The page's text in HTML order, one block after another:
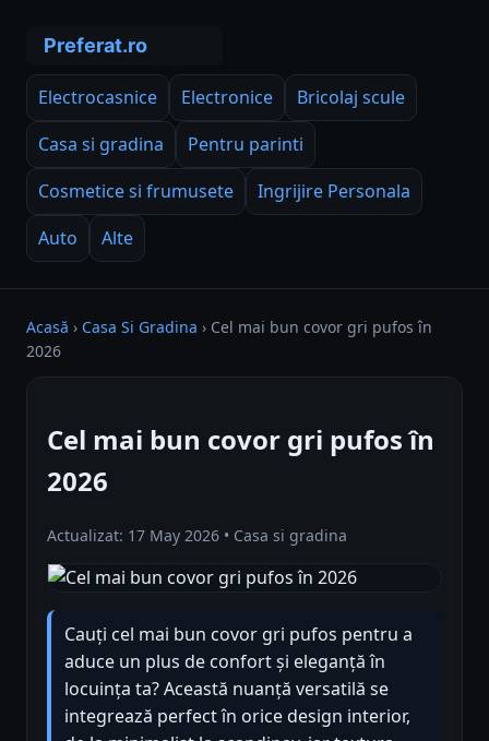
Electrocasnice Electronice
Bricolaj scule
Casa si gradina
Pentru parinti
Cosmetice si frumusete
Ingrijire Personala
Auto
Alte
Acasă › Casa Si Gradina › Cel mai bun covor gri pufos în
2026
Cel mai bun covor gri pufos în
2026
Actualizat: 17 May 2026 • Casa si gradina
Cauți cel mai bun covor gri pufos pentru a
aduce un plus de confort și eleganță în
locuința ta? Această nuanță versatilă se
integrează perfect în orice design interior,